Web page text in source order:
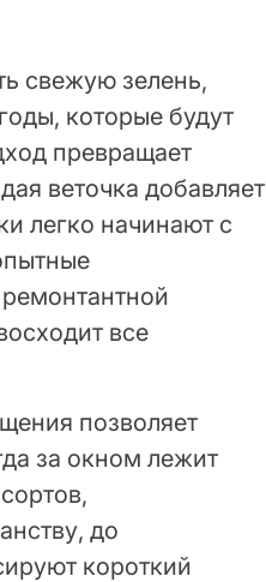
свежую зелень,
которые будут
превращает
веточка добавляет
легко начинают с
все
позволяет
за окном лежит
до
короткий